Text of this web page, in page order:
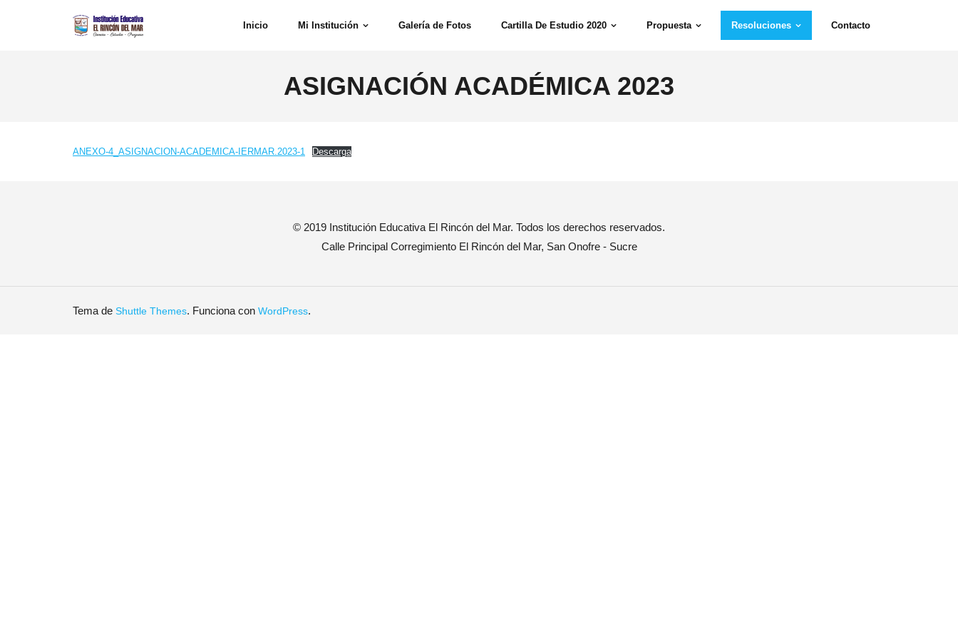
Inicio Mi Institución Galería de Fotos Cartilla De Estudio 2020 Propuesta Resoluciones Contacto
ASIGNACIÓN ACADÉMICA 2023
ANEXO-4_ASIGNACION-ACADEMICA-IERMAR.2023-1 Descarga
© 2019 Institución Educativa El Rincón del Mar. Todos los derechos reservados.
Calle Principal Corregimiento El Rincón del Mar, San Onofre - Sucre
Tema de Shuttle Themes. Funciona con WordPress.